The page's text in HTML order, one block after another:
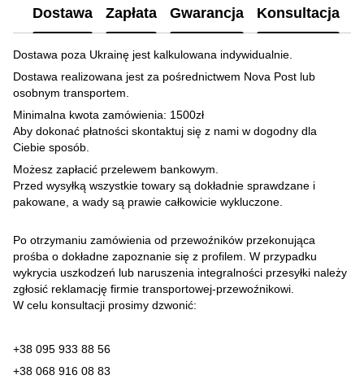
Dostawa Zapłata Gwarancja Konsultacja
Dostawa poza Ukrainę jest kalkulowana indywidualnie.
Dostawa realizowana jest za pośrednictwem Nova Post lub
osobnym transportem.
Minimalna kwota zamówienia: 1500zł
Aby dokonać płatności skontaktuj się z nami w dogodny dla
Ciebie sposób.
Możesz zapłacić przelewem bankowym.
Przed wysyłką wszystkie towary są dokładnie sprawdzane i
pakowane, a wady są prawie całkowicie wykluczone.
Po otrzymaniu zamówienia od przewoźników przekonująca
prośba o dokładne zapoznanie się z profilem. W przypadku
wykrycia uszkodzeń lub naruszenia integralności przesyłki należy
zgłosić reklamację firmie transportowej-przewoźnikowi.
W celu konsultacji prosimy dzwonić:
+38 095 933 88 56
+38 068 916 08 83